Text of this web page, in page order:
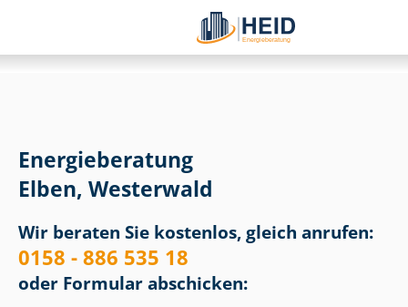
Energieberatung
Elben, Westerwald
Wir beraten Sie kostenlos, gleich anrufen:
0158 - 886 535 18
oder Formular abschicken: